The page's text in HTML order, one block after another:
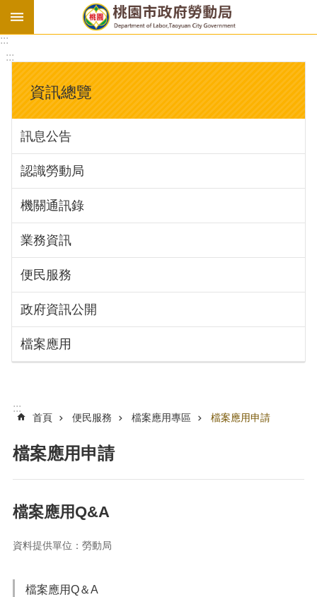
基
法
勞
資
會
庇
護
工
場
進
訊
息
公
識
動
局
關
通
錄
:::
:::
資訊總覽
訊息公告
認識勞動局
機關通訊錄
業務資訊
便民服務
政府資訊公開
檔案應用
:::
首頁 便民服務 檔案應用專區 檔案應用申請
檔案應用申請
檔案應用Q&A
資料提供單位：勞動局
檔案應用Q＆A